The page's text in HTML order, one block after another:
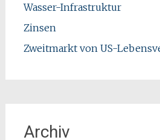
Wasser-Infrastruktur
Zinsen
Zweitmarkt von US-
Archiv